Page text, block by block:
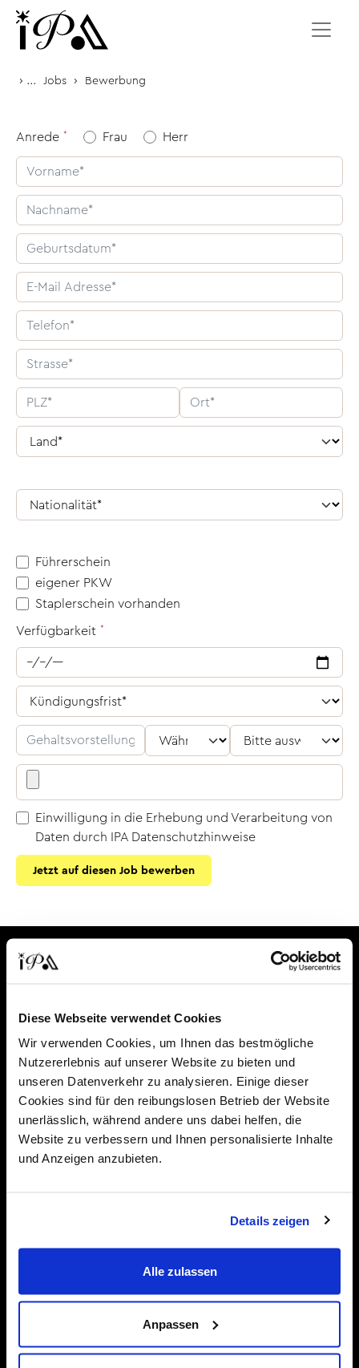
Diese Webseite verwendet Cookies
Wir verwenden Cookies, um Ihnen das bestmögliche
Nutzererlebnis auf unserer Website zu bieten und
unseren Datenverkehr zu analysieren. Einige dieser
Cookies sind für den reibungslosen Betrieb der Website
unerlässlich, während andere uns dabei helfen, die
Website zu verbessern und Ihnen personalisierte Inhalte
und Anzeigen anzubieten.
Details zeigen
Alle zulassen
Anpassen
Zum Inhalt springen
› ... Jobs › Bewerbung
Anrede Frau Herr
Führerschein
eigener PKW
Staplerschein vorhanden
Verfügbarkeit
Einwilligung in die Erhebung und Verarbeitung von
Daten durch IPA Datenschutzhinweise
Jetzt auf diesen Job bewerben
Für Unternehmen
Karriereberatung
Über uns
Kontakt
IPA Internationale Personal Agentur
Liechtenstein
9485 Nendeln